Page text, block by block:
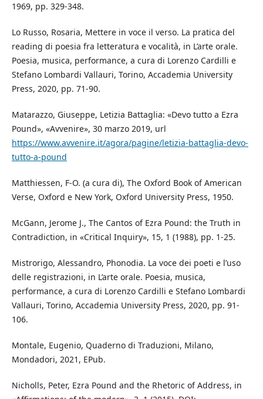
1969, pp. 329-348.
Lo Russo, Rosaria, Mettere in voce il verso. La pratica del
reading di poesia fra letteratura e vocalità, in L’arte orale.
Poesia, musica, performance, a cura di Lorenzo Cardilli e
Stefano Lombardi Vallauri, Torino, Accademia University
Press, 2020, pp. 71-90.
Matarazzo, Giuseppe, Letizia Battaglia: «Devo tutto a Ezra
Pound», «Avvenire», 30 marzo 2019, url
https://www.avvenire.it/agora/pagine/letizia-battaglia-devo-
tutto-a-pound
Matthiessen, F-O. (a cura di), The Oxford Book of American
Verse, Oxford e New York, Oxford University Press, 1950.
McGann, Jerome J., The Cantos of Ezra Pound: the Truth in
Contradiction, in «Critical Inquiry», 15, 1 (1988), pp. 1-25.
Mistrorigo, Alessandro, Phonodia. La voce dei poeti e l’uso
delle registrazioni, in L’arte orale. Poesia, musica,
performance, a cura di Lorenzo Cardilli e Stefano Lombardi
Vallauri, Torino, Accademia University Press, 2020, pp. 91-
106.
Montale, Eugenio, Quaderno di Traduzioni, Milano,
Mondadori, 2021, EPub.
Nicholls, Peter, Ezra Pound and the Rhetoric of Address, in